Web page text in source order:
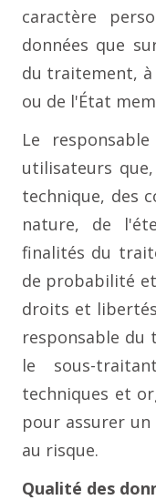
caractère
données que
du traitement,
ou de l'État
Le
utilisateurs
technique, des
nature, de
finalités du
de probabilité
droits et
responsable du
le sous-
techniques et
pour assurer
au risque.
Qualité des